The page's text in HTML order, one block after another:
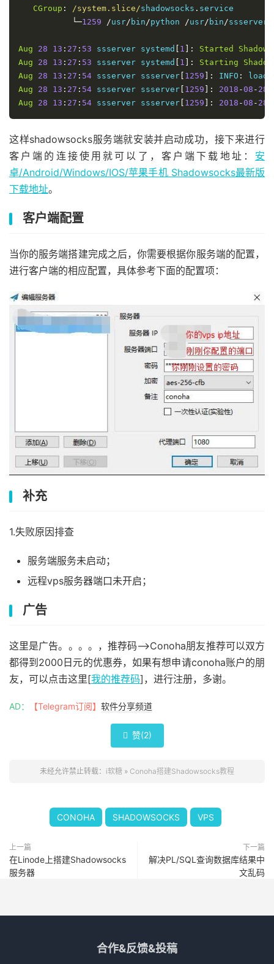
CGroup : /system.slice/shadowsocks . service
└─1259 /usr/ bin /python /usr/ bin /ssserver
Aug 28 13 : 27 : 53 ssserver systemd [ 1 ]: Started
Aug
28 13 : 27 : 53 ssserver systemd [ 1 ]: Starting
Aug
28 13 : 27 : 54 ssserver ssserver [ 1259 ]: INFO :
Aug
28 13 : 27 : 54 ssserver ssserver [ 1259 ]: 2018 -08 - 28
Aug
28 13 : 27 : 54 ssserver ssserver [ 1259 ]: 2018 -08 - 28
这样shadowsocks服务端就安装并启动成功，接下来进行
客户端的连接使用就可以了，客户端下载地址： 安
卓/Android/Windows/IOS/苹果手机 Shadowsocks最新版
下载地址。
客户端配置
当你的服务端搭建完成之后，你需要根据你服务端的配置，
进行客户端的相应配置，具体参考下面的配置项：
补充
1.失败原因排查
服务端服务未启动；
远程vps服务器端口未开启；
广告
这里是广告。。。。，推荐码–>Conoha朋友推荐可以双方
都得到2000日元的优惠券，如果有想申请conoha账户的朋
友，可以点击这里[我的推荐码]，进行注册，多谢。
AD： 【Telegram订阅】 软件分享频道
 赞(2)
未经允许禁止转载： i软糖 » Conoha搭建Shadowsocks教程
CONOHA SHADOWSOCKS VPS
上一篇
在Linode上搭建Shadowsocks
服务器
下一篇
解决PL/SQL查询数据库结果中
文乱码
合作&反馈&投稿